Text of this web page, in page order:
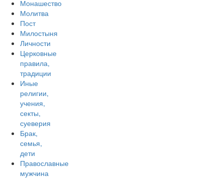
Монашество
Молитва
Пост
Милостыня
Личности
Церковные
правила,
традиции
Иные
религии,
учения,
секты,
суеверия
Брак,
семья,
дети
Православные
мужчина